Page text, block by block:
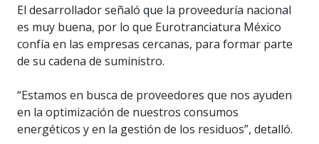
El desarrollador señaló que la proveeduría nacional
es muy buena, por lo que Eurotranciatura México
confía en las empresas cercanas, para formar parte
de su cadena de suministro.
“Estamos en busca de proveedores que nos ayuden
en la optimización de nuestros consumos
energéticos y en la gestión de los residuos”, detalló.